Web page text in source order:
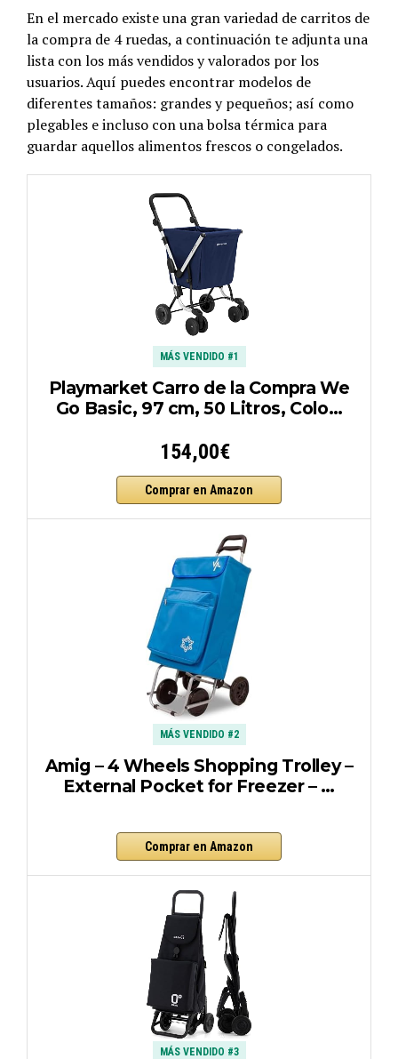
En el mercado existe una gran variedad de carritos de
la compra de 4 ruedas, a continuación te adjunta una
lista con los más vendidos y valorados por los
usuarios. Aquí puedes encontrar modelos de
diferentes tamaños: grandes y pequeños; así como
plegables e incluso con una bolsa térmica para
guardar aquellos alimentos frescos o congelados.
MÁS VENDIDO #1
Playmarket Carro de la Compra We
Go Basic, 97 cm, 50 Litros, Colo…
154,00€
Comprar en Amazon
MÁS VENDIDO #2
Amig – 4 Wheels Shopping Trolley –
External Pocket for Freezer – …
Comprar en Amazon
MÁS VENDIDO #3